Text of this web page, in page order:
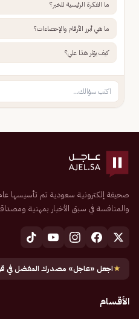
ما الفكرة الرئيسية للخبر؟
ما هي أبرز الأرقام والإحصاءات؟
كيف يؤثر هذا علي؟
والمنافسة في سبق الأخبار بمهنية
★اجعل «عاجل» مصدرك المفضل في
الأقسام